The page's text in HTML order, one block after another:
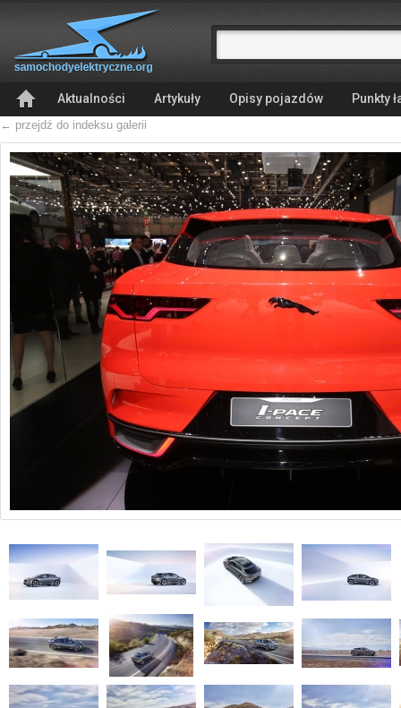
Aktualności Artykuły Opisy pojazdów Punkty
← przejdź do indeksu galerii